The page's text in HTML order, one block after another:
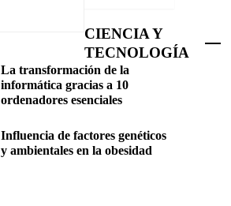
CIENCIA Y
TECNOLOGÍA
La transformación de la
informática gracias a 10
ordenadores esenciales
Influencia de factores genéticos
y ambientales en la obesidad